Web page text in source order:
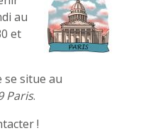
au
et
situe au
Paris.
!